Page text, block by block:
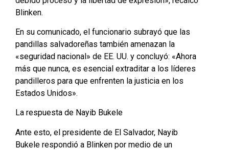
Blinken.
En su comunicado, el funcionario subrayó que las
pandillas salvadoreñas también amenazan la
«seguridad nacional» de EE. UU. y concluyó: «Ahora
más que nunca, es esencial extraditar a los líderes
pandilleros para que enfrenten la justicia en los
Estados Unidos».
La respuesta de Nayib Bukele
Ante esto, el presidente de El Salvador, Nayib
Bukele respondió a Blinken por medio de un